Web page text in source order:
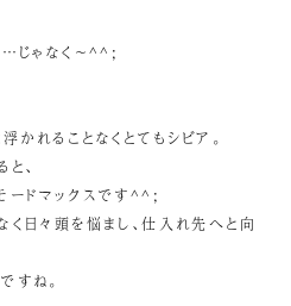
じゃなく～^^;
れることなくとてもシビア。
、
ードマックスです^^;
日々頭を悩まし、仕入れ先へと向
すね。